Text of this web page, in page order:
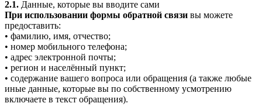
2.1. Данные, которые вы вводите сами
При использовании формы обратной связи вы можете
предоставить:
• фамилию, имя, отчество;
• номер мобильного телефона;
• адрес электронной почты;
• регион и населённый пункт;
• содержание вашего вопроса или обращения (а также любые
иные данные, которые вы по собственному усмотрению
включаете в текст обращения).